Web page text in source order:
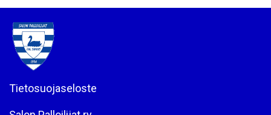
Tietosuojaseloste